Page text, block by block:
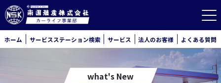
ホーム サービスステーション検索 サービス 法人のお客様 よくある質問
what's New